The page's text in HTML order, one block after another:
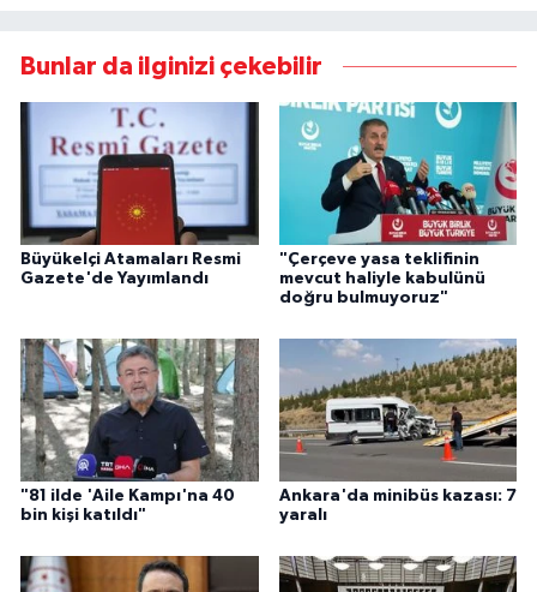
Bunlar da ilginizi çekebilir
Büyükelçi Atamaları Resmi
Gazete'de Yayımlandı
"Çerçeve yasa teklifinin
mevcut haliyle kabulünü
doğru bulmuyoruz"
"81 ilde 'Aile Kampı'na 40
bin kişi katıldı"
Ankara'da minibüs kazası: 7
yaralı